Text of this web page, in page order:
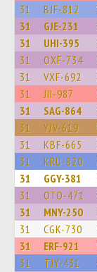
31 BJF-812
31 GJE-231
31 UHI-395
31 OXF-734
31 VXF-692
31 JII-987
31 SAG-864
31 YJV-619
31 KBF-665
31 KRU-820
31 GGY-381
31 OTO-471
31 MNY-250
31 CGK-730
31 ERF-921
31 TJY-431